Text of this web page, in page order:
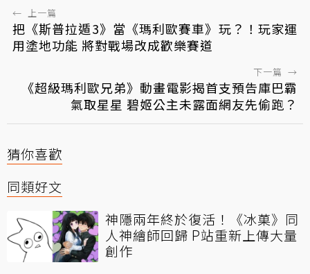
← 上一篇
把《斯普拉遁3》當《瑪利歐賽車》玩？！玩家運
用塗地功能 將對戰場改成歡樂賽道
下一篇 →
《超級瑪利歐兄弟》動畫電影揭首支預告庫巴霸
氣取星星 碧姬公主未露面網友先偷跑？
猜你喜歡
同類好文
神隱兩年終於復活！《冰菓》同
人神繪師回歸 P站重新上傳大量
創作